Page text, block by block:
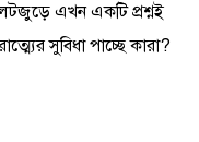
এখন একটি প্রশ্নই
সুবিধা পাচ্ছে কারা?